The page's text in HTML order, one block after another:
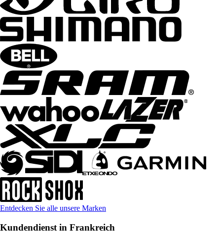
Entdecken Sie alle unsere Marken
Kundendienst in Frankreich